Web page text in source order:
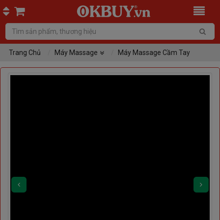
Trang Chủ Máy Massage Máy Massage Cầm Tay